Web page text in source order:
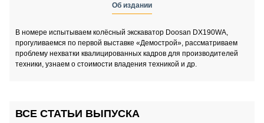
В номере испытываем колёсный экскаватор Doosan DX190WA,
прогуливаемся по первой выставке «Демострой», рассматриваем
проблему нехватки квалицированных кадров для производителей
техники, узнаем о стоимости владения техникой и др.
Об издании
ВСЕ СТАТЬИ ВЫПУСКА